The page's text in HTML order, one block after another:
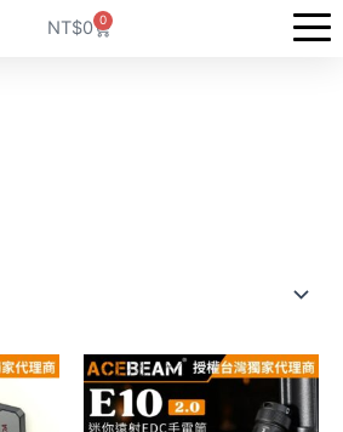
NT$0 0
購
物
此
品